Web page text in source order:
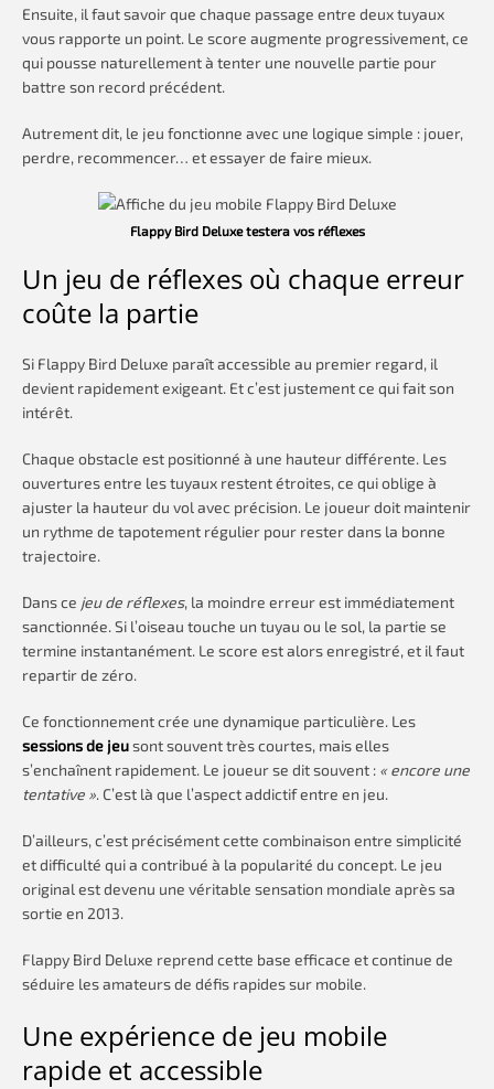
Ensuite, il faut savoir que chaque passage entre deux tuyaux
vous rapporte un point. Le score augmente progressivement, ce
qui pousse naturellement à tenter une nouvelle partie pour
battre son record précédent.
Autrement dit, le jeu fonctionne avec une logique simple : jouer,
perdre, recommencer… et essayer de faire mieux.
Flappy Bird Deluxe testera vos réflexes
Un jeu de réflexes où chaque erreur
coûte la partie
Si Flappy Bird Deluxe paraît accessible au premier regard, il
devient rapidement exigeant. Et c’est justement ce qui fait son
intérêt.
Chaque obstacle est positionné à une hauteur différente. Les
ouvertures entre les tuyaux restent étroites, ce qui oblige à
ajuster la hauteur du vol avec précision. Le joueur doit maintenir
un rythme de tapotement régulier pour rester dans la bonne
trajectoire.
Dans ce jeu de réflexes, la moindre erreur est immédiatement
sanctionnée. Si l’oiseau touche un tuyau ou le sol, la partie se
termine instantanément. Le score est alors enregistré, et il faut
repartir de zéro.
Ce fonctionnement crée une dynamique particulière. Les
sessions de jeusont souvent très courtes, mais elles
s’enchaînent rapidement. Le joueur se dit souvent : « encore une
tentative ». C’est là que l’aspect addictif entre en jeu.
D’ailleurs, c’est précisément cette combinaison entre simplicité
et difficulté qui a contribué à la popularité du concept. Le jeu
original est devenu une véritable sensation mondiale après sa
sortie en 2013.
Flappy Bird Deluxe reprend cette base efficace et continue de
séduire les amateurs de défis rapides sur mobile.
Une expérience de jeu mobile
rapide et accessible